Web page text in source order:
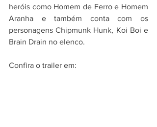
heróis como Homem de Ferro e Homem
Aranha e também conta com os
personagens Chipmunk Hunk, Koi Boi e
Brain Drain no elenco.
Confira o trailer em: